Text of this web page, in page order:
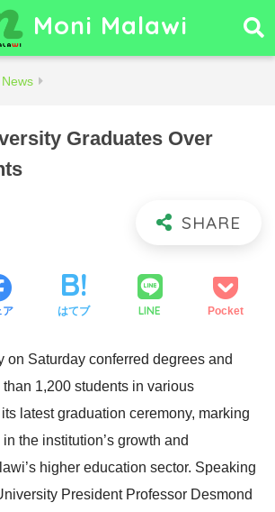
Moni Malawi
Graduates Over
ア はてブ LINE Pocket
on Saturday conferred degrees and
1,200 students in various
latest graduation ceremony, marking
the institution’s growth and
higher education sector. Speaking
President Professor Desmond